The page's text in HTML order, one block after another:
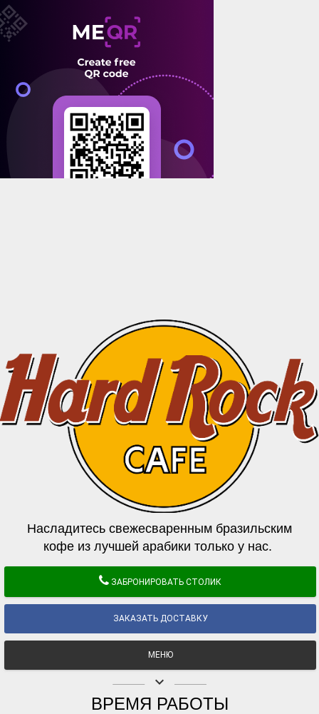
Насладитесь свежесваренным бразильским
кофе из лучшей арабики только у нас.
ЗАБРОНИРОВАТЬ СТОЛИК
ЗАКАЗАТЬ ДОСТАВКУ
МЕНЮ
keyboard_arrow_down
ВРЕМЯ РАБОТЫ